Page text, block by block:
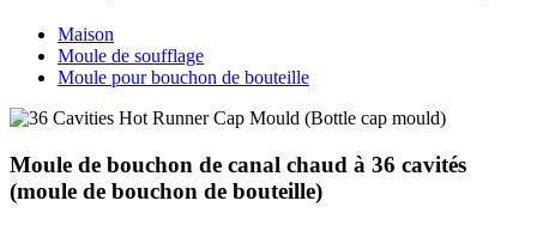
Maison
Moule de soufflage
Moule pour bouchon de bouteille
Moule de bouchon de canal chaud à 36 cavités
(moule de bouchon de bouteille)